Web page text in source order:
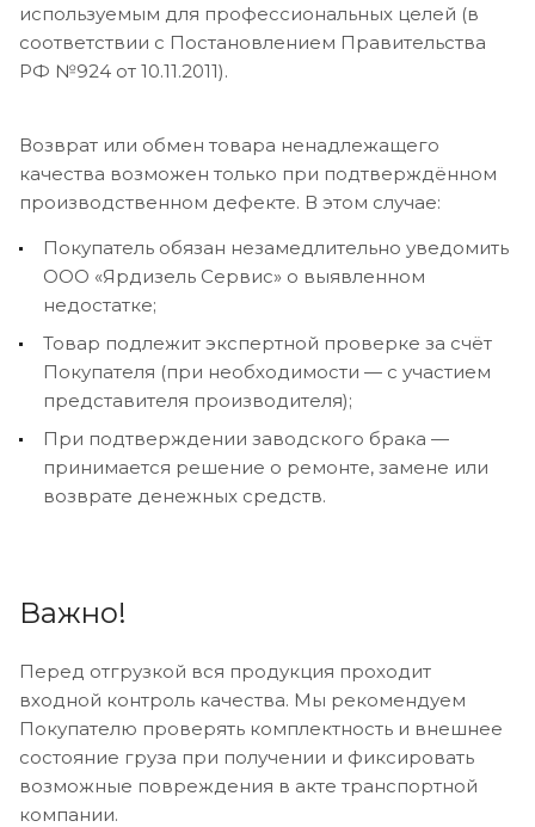
используемым для профессиональных целей (в
соответствии с Постановлением Правительства
РФ №924 от 10.11.2011).
Возврат или обмен товара ненадлежащего
качества возможен только при подтверждённом
производственном дефекте. В этом случае:
Покупатель обязан незамедлительно уведомить
ООО «Ярдизель Сервис» о выявленном
недостатке;
Товар подлежит экспертной проверке за счёт
Покупателя (при необходимости — с участием
представителя производителя);
При подтверждении заводского брака —
принимается решение о ремонте, замене или
возврате денежных средств.
Важно!
Перед отгрузкой вся продукция проходит
входной контроль качества. Мы рекомендуем
Покупателю проверять комплектность и внешнее
состояние груза при получении и фиксировать
возможные повреждения в акте транспортной
компании.